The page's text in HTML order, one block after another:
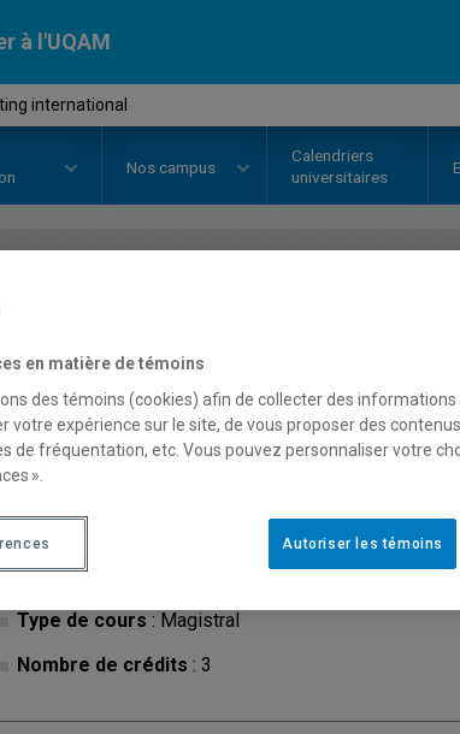
à l'UQAM
international
Nos campus
Calendriers
universitaires
Description Horaire - Été 2026
Cycle: 1
Type de cours : Magistral
Nombre de crédits : 3
en matière de témoins
des témoins (cookies) afin de collecter des
votre expérience sur le site, de vous proposer des
de fréquentation, etc. Vous pouvez personnaliser votre
».
Autoriser les témoins